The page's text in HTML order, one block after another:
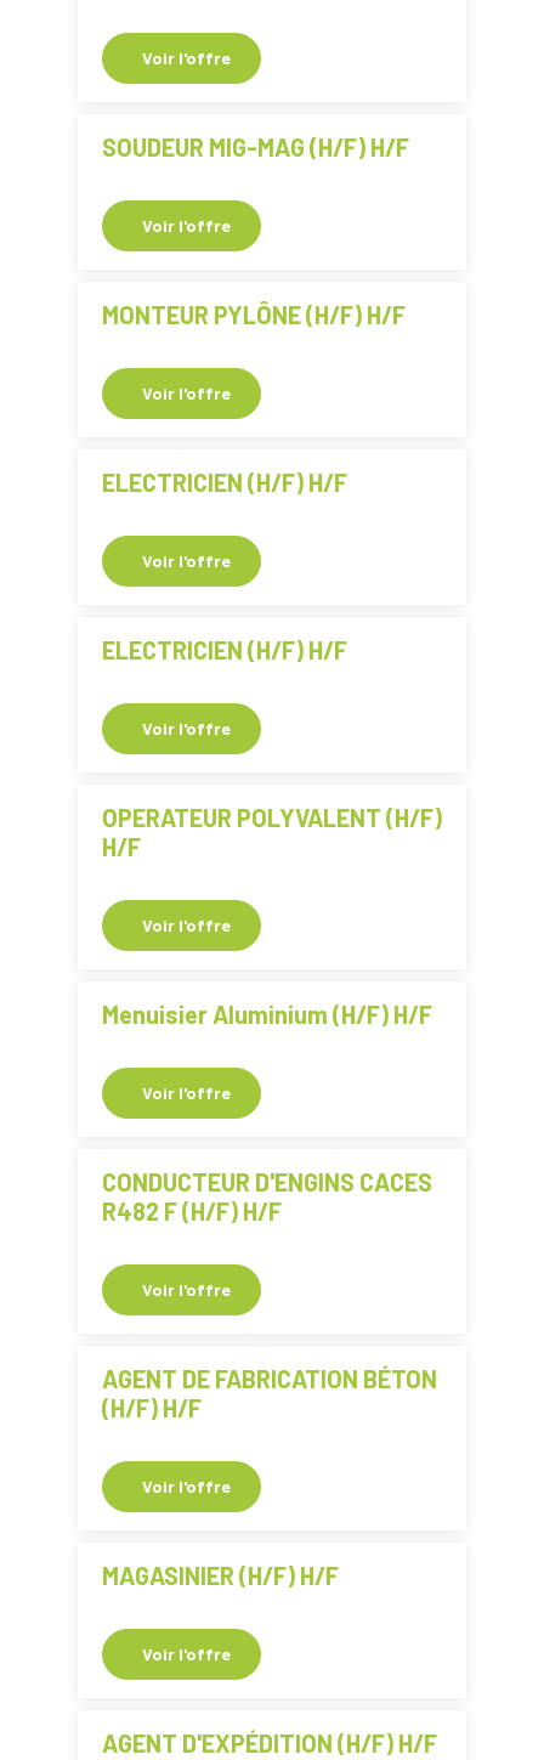
Voir l'offre
SOUDEUR MIG-MAG (H/F) H/F
Voir l'offre
MONTEUR PYLÔNE (H/F) H/F
Voir l'offre
ELECTRICIEN (H/F) H/F
Voir l'offre
ELECTRICIEN (H/F) H/F
Voir l'offre
OPERATEUR POLYVALENT (H/F)
H/F
Voir l'offre
Menuisier Aluminium (H/F) H/F
Voir l'offre
CONDUCTEUR D'ENGINS CACES
R482 F (H/F) H/F
Voir l'offre
AGENT DE FABRICATION BÉTON
(H/F) H/F
Voir l'offre
MAGASINIER (H/F) H/F
Voir l'offre
AGENT D'EXPÉDITION (H/F) H/F